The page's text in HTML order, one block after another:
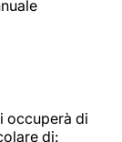
occuperà di
di: